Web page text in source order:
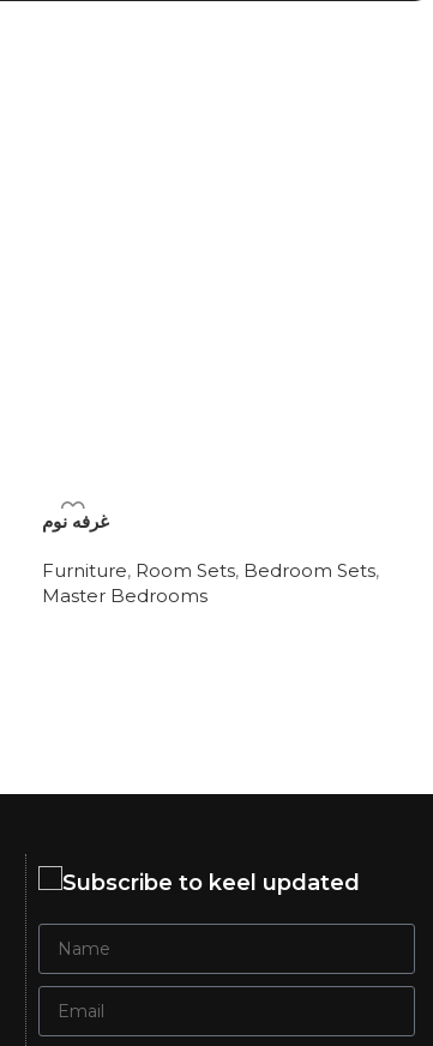
غرفه نوم
Furniture, Room Sets, Bedroom Sets,
Master Bedrooms
Subscribe to keel updated